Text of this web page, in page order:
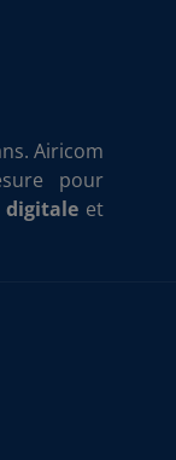
Airicom
pour
et